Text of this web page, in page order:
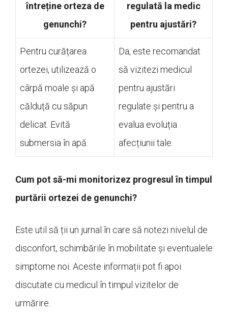
întreține orteza de
genunchi?
regulată la medic
pentru ajustări?
Pentru curățarea
ortezei, utilizează o
cârpă moale și apă
călduță cu săpun
delicat. Evită
submersia în apă.
Da, este recomandat
să vizitezi medicul
pentru ajustări
regulate și pentru a
evalua evoluția
afecțiunii tale.
Cum pot să-mi monitorizez progresul în timpul
purtării ortezei de genunchi?
Este util să ții un jurnal în care să notezi nivelul de
disconfort, schimbările în mobilitate și eventualele
simptome noi. Aceste informații pot fi apoi
discutate cu medicul în timpul vizitelor de
urmărire.